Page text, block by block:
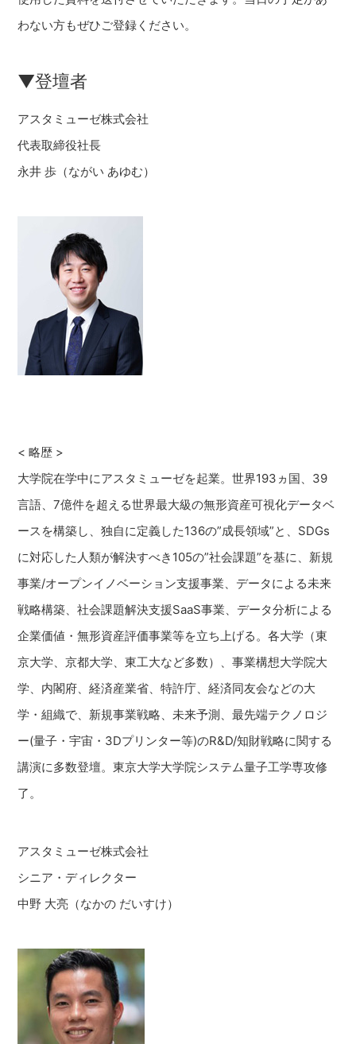
わない方もぜひご登録ください。
▼登壇者
アスタミューゼ株式会社
代表取締役社長
永井 歩（ながい あゆむ）
< 略歴 >
大学院在学中にアスタミューゼを起業。世界193ヵ国、39
言語、7億件を超える世界最大級の無形資産可視化データベ
ースを構築し、独自に定義した136の”成長領域”と、SDGs
に対応した人類が解決すべき105の”社会課題”を基に、新規
事業/オープンイノベーション支援事業、データによる未来
戦略構築、社会課題解決支援SaaS事業、データ分析による
企業価値・無形資産評価事業等を立ち上げる。各大学（東
京大学、京都大学、東工大など多数）、事業構想大学院大
学、内閣府、経済産業省、特許庁、経済同友会などの大
学・組織で、新規事業戦略、未来予測、最先端テクノロジ
ー(量子・宇宙・3Dプリンター等)のR&D/知財戦略に関する
講演に多数登壇。東京大学大学院システム量子工学専攻修
了。
アスタミューゼ株式会社
シニア・ディレクター
中野 大亮（なかの だいすけ）